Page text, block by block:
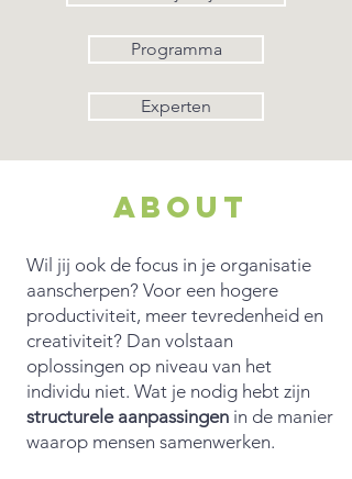
Programma
Experten
About
Wil jij ook de focus in je organisatie
aanscherpen? Voor een hogere
productiviteit, meer tevredenheid en
creativiteit? Dan volstaan
oplossingen op niveau van het
individu niet. Wat je nodig hebt zijn
structurele aanpassingen in de manier
waarop mensen samenwerken.